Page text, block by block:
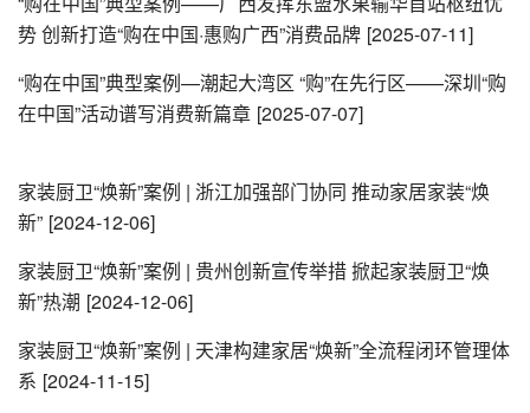
势 创新打造“购在中国·惠购广西”消费品牌 [2025-07-11]
“购在中国”典型案例—潮起大湾区 “购”在先行区——深圳“购
在中国”活动谱写消费新篇章 [2025-07-07]
家装厨卫“焕新”案例 | 浙江加强部门协同 推动家居家装“焕
新” [2024-12-06]
家装厨卫“焕新”案例 | 贵州创新宣传举措 掀起家装厨卫“焕
新”热潮 [2024-12-06]
家装厨卫“焕新”案例 | 天津构建家居“焕新”全流程闭环管理体
系 [2024-11-15]